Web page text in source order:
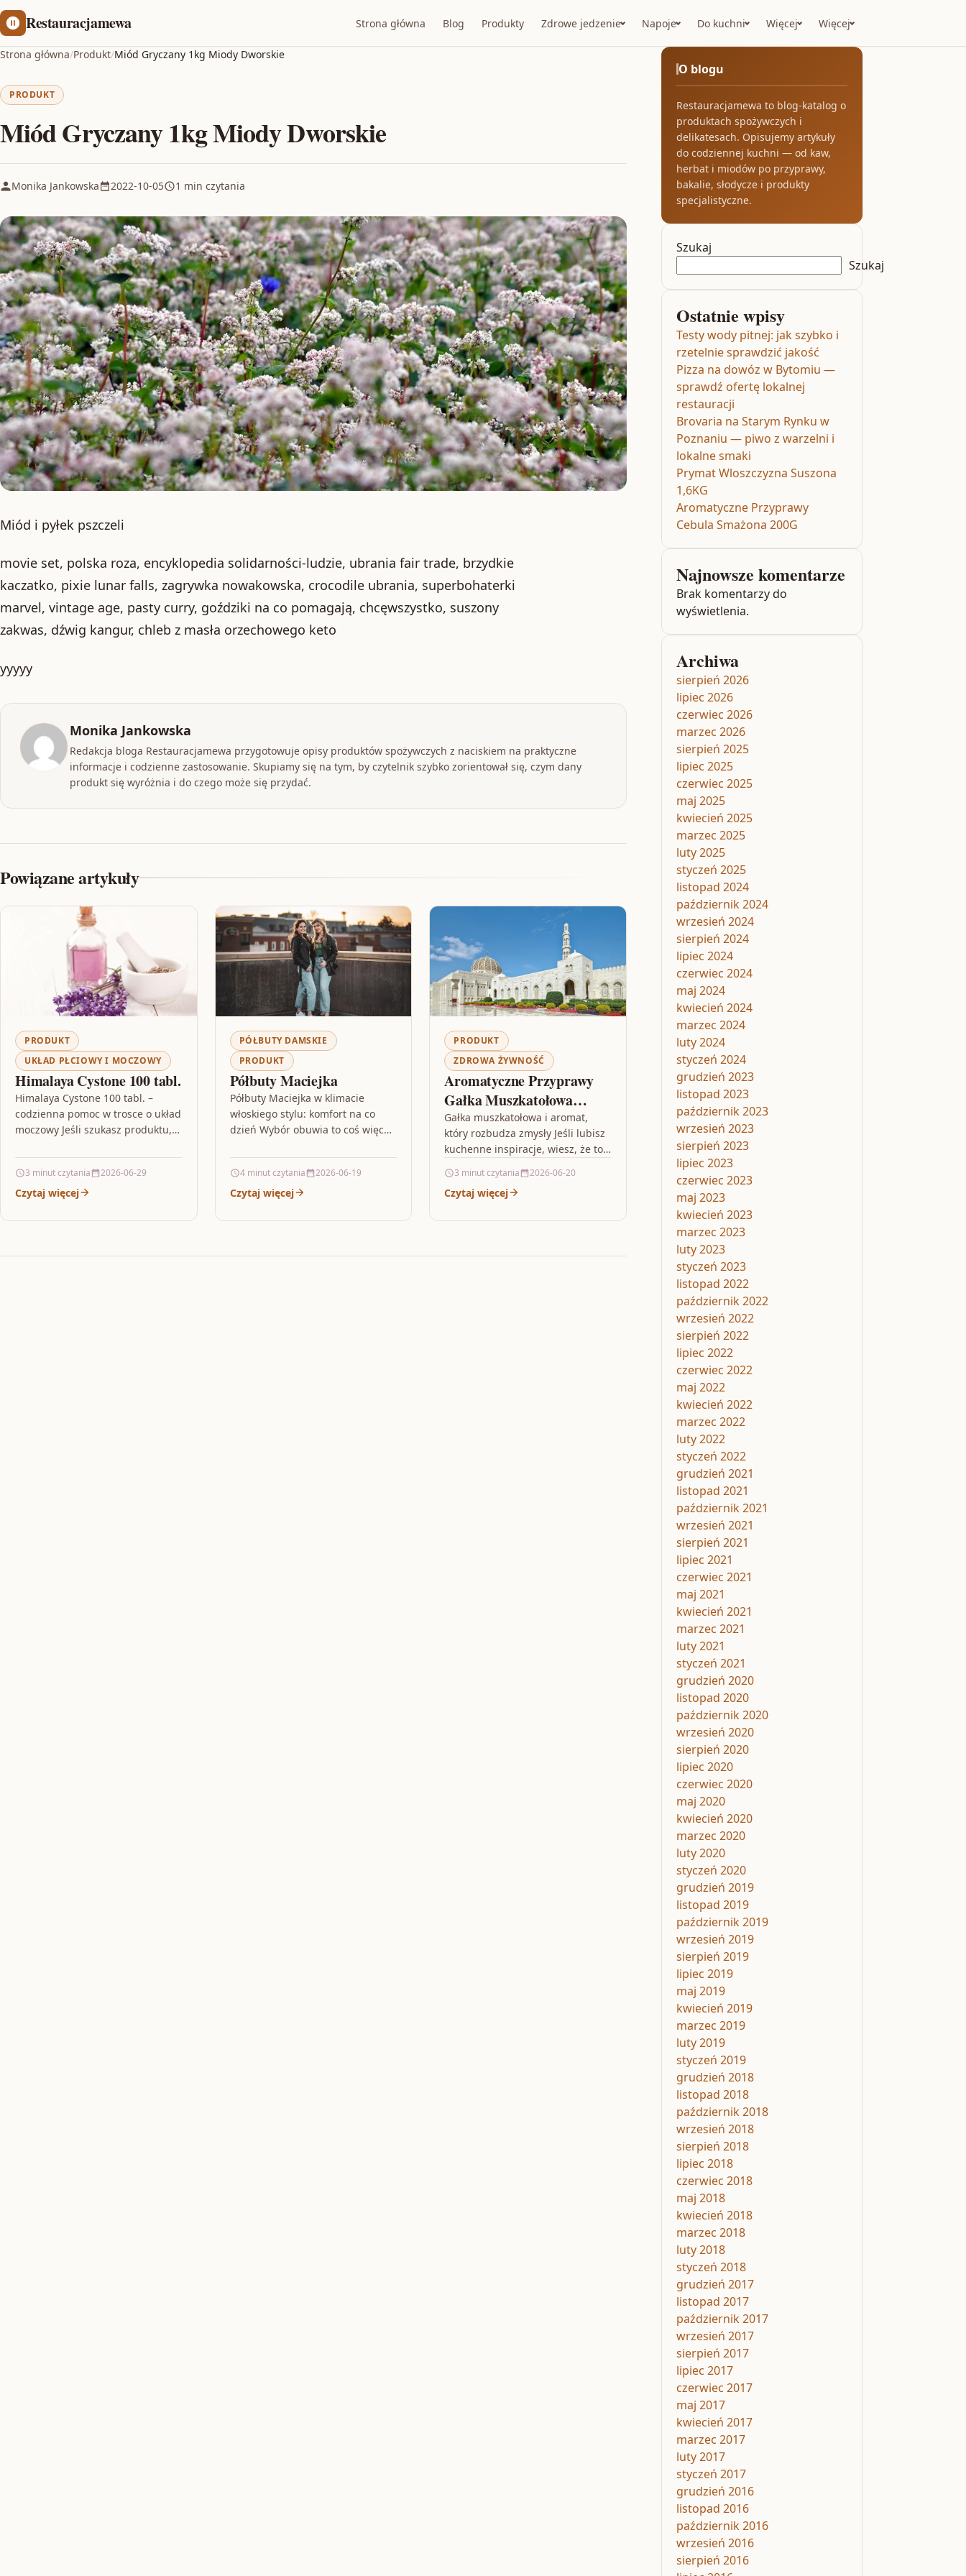
Restauracjamewa Strona główna Blog Produkty Zdrowe jedzenie Napoje Do kuchni Więcej Więcej
Strona główna/Produkt/Miód Gryczany 1kg Miody Dworskie
PRODUKT
Miód Gryczany 1kg Miody Dworskie
Monika Jankowska 2022-10-05 1 min czytania
Miód i pyłek pszczeli
movie set, polska roza, encyklopedia solidarności-ludzie, ubrania fair trade, brzydkie
kaczatko, pixie lunar falls, zagrywka nowakowska, crocodile ubrania, superbohaterki
marvel, vintage age, pasty curry, goździki na co pomagają, chcęwszystko, suszony
zakwas, dźwig kangur, chleb z masła orzechowego keto
yyyyy
Monika Jankowska
Redakcja bloga Restauracjamewa przygotowuje opisy produktów spożywczych z naciskiem na praktyczne
informacje i codzienne zastosowanie. Skupiamy się na tym, by czytelnik szybko zorientował się, czym dany
produkt się wyróżnia i do czego może się przydać.
Powiązane artykuły
PRODUKT
UKŁAD PŁCIOWY I MOCZOWY
Himalaya Cystone 100 tabl.
Himalaya Cystone 100 tabl. –
codzienna pomoc w trosce o układ
moczowy Jeśli szukasz produktu,
wsparcia organizmu, Himalaya
Cystone…
3 minut czytania 2026-06-29
Czytaj więcej
PÓŁBUTY DAMSKIE
PRODUKT
Półbuty Maciejka
Półbuty Maciejka w klimacie
włoskiego stylu: komfort na co
dzień Wybór obuwia to coś więcej
wygoda, stabilność i…
4 minut czytania 2026-06-19
Czytaj więcej
PRODUKT
ZDROWA ŻYWNOŚĆ
Aromatyczne Przyprawy
Gałka Muszkatołowa
Mielona 100G
Gałka muszkatołowa i aromat,
który rozbudza zmysły Jeśli lubisz
kuchenne inspiracje, wiesz, że to
zmienić zwykły posiłek w coś
wyjątkowego. Aromatyczne…
3 minut czytania 2026-06-20
Czytaj więcej
O blogu
Restauracjamewa to blog-katalog o
produktach spożywczych i
delikatesach. Opisujemy artykuły
do codziennej kuchni — od kaw,
herbat i miodów po przyprawy,
bakalie, słodycze i produkty
specjalistyczne.
Szukaj
Szukaj
Ostatnie wpisy
Testy wody pitnej: jak szybko i
rzetelnie sprawdzić jakość
Pizza na dowóz w Bytomiu —
sprawdź ofertę lokalnej
restauracji
Brovaria na Starym Rynku w
Poznaniu — piwo z warzelni i
lokalne smaki
Prymat Wloszczyzna Suszona
1,6KG
Aromatyczne Przyprawy
Cebula Smażona 200G
Najnowsze komentarze
Brak komentarzy do
wyświetlenia.
Archiwa
sierpień 2026
lipiec 2026
czerwiec 2026
marzec 2026
sierpień 2025
lipiec 2025
czerwiec 2025
maj 2025
kwiecień 2025
marzec 2025
luty 2025
styczeń 2025
listopad 2024
październik 2024
wrzesień 2024
sierpień 2024
lipiec 2024
czerwiec 2024
maj 2024
kwiecień 2024
marzec 2024
luty 2024
styczeń 2024
grudzień 2023
listopad 2023
październik 2023
wrzesień 2023
sierpień 2023
lipiec 2023
czerwiec 2023
maj 2023
kwiecień 2023
marzec 2023
luty 2023
styczeń 2023
listopad 2022
październik 2022
wrzesień 2022
sierpień 2022
lipiec 2022
czerwiec 2022
maj 2022
kwiecień 2022
marzec 2022
luty 2022
styczeń 2022
grudzień 2021
listopad 2021
październik 2021
wrzesień 2021
sierpień 2021
lipiec 2021
czerwiec 2021
maj 2021
kwiecień 2021
marzec 2021
luty 2021
styczeń 2021
grudzień 2020
listopad 2020
październik 2020
wrzesień 2020
sierpień 2020
lipiec 2020
czerwiec 2020
maj 2020
kwiecień 2020
marzec 2020
luty 2020
styczeń 2020
grudzień 2019
listopad 2019
październik 2019
wrzesień 2019
sierpień 2019
lipiec 2019
maj 2019
kwiecień 2019
marzec 2019
luty 2019
styczeń 2019
grudzień 2018
listopad 2018
październik 2018
wrzesień 2018
sierpień 2018
lipiec 2018
czerwiec 2018
maj 2018
kwiecień 2018
marzec 2018
luty 2018
styczeń 2018
grudzień 2017
listopad 2017
październik 2017
wrzesień 2017
sierpień 2017
lipiec 2017
czerwiec 2017
maj 2017
kwiecień 2017
marzec 2017
luty 2017
styczeń 2017
grudzień 2016
listopad 2016
październik 2016
wrzesień 2016
sierpień 2016